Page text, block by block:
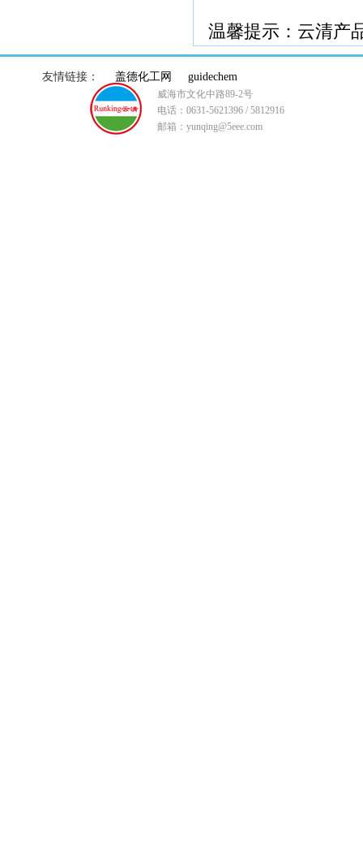
温馨提示：云清产
友情链接： 盖德化工网 guidechem
威海市文化中路89-2号
电话：0631-5621396 / 5812916
邮箱：yunqing@5eee.com